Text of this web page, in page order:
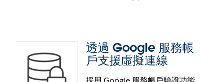
享有更完善的整合體驗。這項工具功能強大，內嵌
SQL 引擎，可直接在 Splunk 中輕鬆執行支援的 SQL
作業。此連接器於 Tableau Exchange 提供，輕輕鬆鬆
透過 Google 服務帳
戶支援虛擬連線